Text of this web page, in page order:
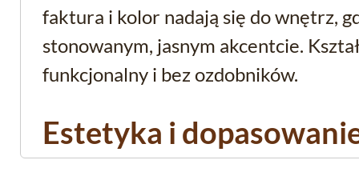
faktura i kolor nadają się do wnętrz,
stonowanym, jasnym akcentcie.
funkcjonalny i bez ozdobników.
Estetyka i